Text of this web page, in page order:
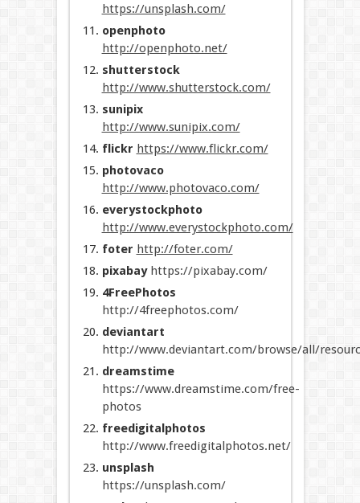
https://unsplash.com/
openphoto
http://openphoto.net/
shutterstock
http://www.shutterstock.com/
sunipix
http://www.sunipix.com/
flickr https://www.flickr.com/
photovaco
http://www.photovaco.com/
everystockphoto
http://www.everystockphoto.com/
foter http://foter.com/
pixabay https://pixabay.com/
4FreePhotos
http://4freephotos.com/
deviantart
http://www.deviantart.com/browse/all/
dreamstime
https://www.dreamstime.com/free-
photos
freedigitalphotos
http://www.freedigitalphotos.net/
unsplash
https://unsplash.com/